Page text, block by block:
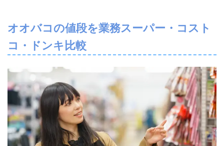
オオバコの値段を業務スーパー・コスト
コ・ドンキ比較